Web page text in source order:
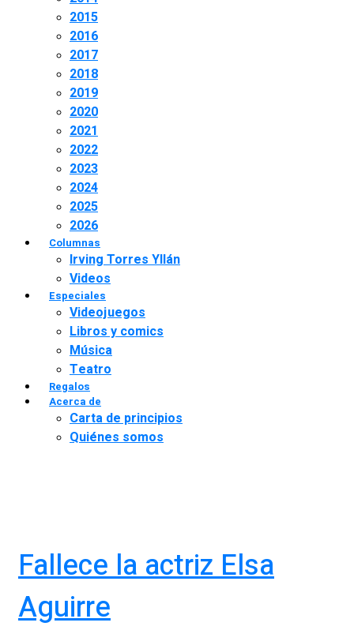
2015
2016
2017
2018
2019
2020
2021
2022
2023
2024
2025
2026
Columnas
Irving Torres Yllán
Videos
Especiales
Videojuegos
Libros y comics
Música
Teatro
Regalos
Acerca de
Carta de principios
Quiénes somos
Fallece la actriz Elsa
Aguirre